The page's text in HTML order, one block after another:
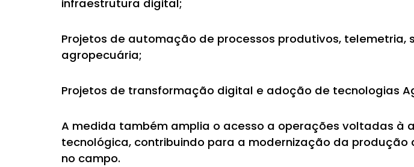
infraestrutura digital;
Projetos de automação de processos produtivos,
agropecuária;
Projetos de transformação digital e adoção de tecnologias
A medida também amplia o acesso a operações voltadas à
tecnológica, contribuindo para a modernização da
no campo.